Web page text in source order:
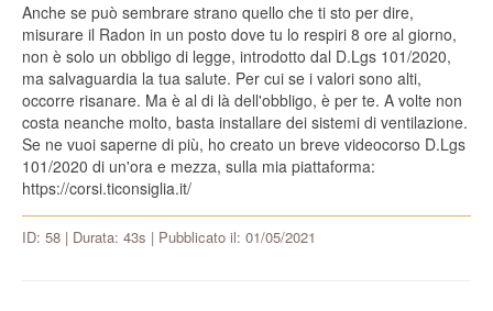
Anche se può sembrare strano quello che ti sto per dire,
misurare il Radon in un posto dove tu lo respiri 8 ore al giorno,
non è solo un obbligo di legge, introdotto dal D.Lgs 101/2020,
ma salvaguardia la tua salute. Per cui se i valori sono alti,
occorre risanare. Ma è al di là dell'obbligo, è per te. A volte non
costa neanche molto, basta installare dei sistemi di ventilazione.
Se ne vuoi saperne di più, ho creato un breve videocorso D.Lgs
101/2020 di un'ora e mezza, sulla mia piattaforma:
https://corsi.ticonsiglia.it/
ID: 58 | Durata: 43s | Pubblicato il: 01/05/2021